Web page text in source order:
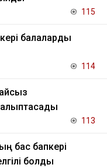
115
балаларды
114
113
бас бапкері
болды